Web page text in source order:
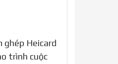
ghép Heicard
trình cuộc